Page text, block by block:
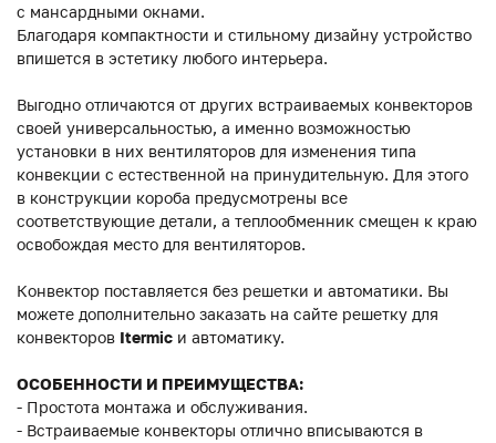
с мансардными окнами.
Благодаря компактности и стильному дизайну устройство
впишется в эстетику любого интерьера.
Выгодно отличаются от других встраиваемых конвекторов
своей универсальностью, а именно возможностью
установки в них вентиляторов для изменения типа
конвекции с естественной на принудительную. Для этого
в конструкции короба предусмотрены все
соответствующие детали, а теплообменник смещен к краю
освобождая место для вентиляторов.
Конвектор поставляется без решетки и автоматики. Вы
можете дополнительно заказать на сайте решетку для
конвекторов Itermic и автоматику.
ОСОБЕННОСТИ И ПРЕИМУЩЕСТВА:
- Простота монтажа и обслуживания.
- Встраиваемые конвекторы отлично вписываются в